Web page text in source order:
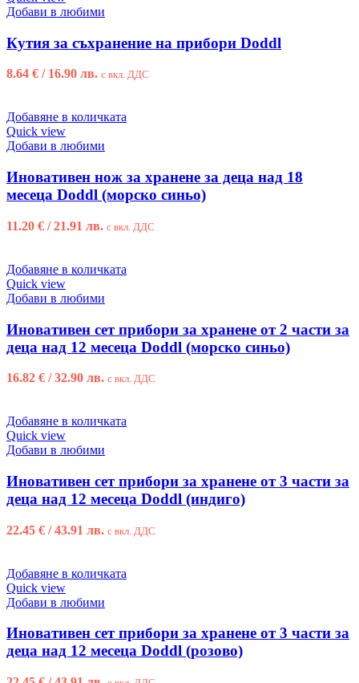
Добави в любими
Кутия за съхранение на прибори Doddl
8.64 € / 16.90 лв. с вкл. ДДС
Добавяне в количката
Quick view
Добави в любими
Иновативен нож за хранене за деца над 18
месеца Doddl (морско синьо)
11.20 € / 21.91 лв. с вкл. ДДС
Добавяне в количката
Quick view
Добави в любими
Иновативен сет прибори за хранене от 2 части за
деца над 12 месеца Doddl (морско синьо)
16.82 € / 32.90 лв. с вкл. ДДС
Добавяне в количката
Quick view
Добави в любими
Иновативен сет прибори за хранене от 3 части за
деца над 12 месеца Doddl (индиго)
22.45 € / 43.91 лв. с вкл. ДДС
Добавяне в количката
Quick view
Добави в любими
Иновативен сет прибори за хранене от 3 части за
деца над 12 месеца Doddl (розово)